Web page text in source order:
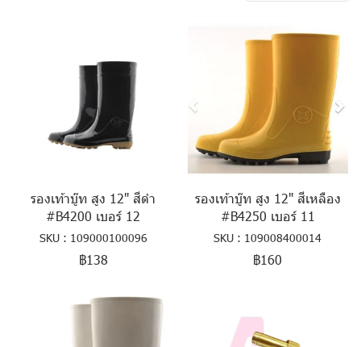
รองเท้าบู๊ท สูง 12" สีดำ
#B4200 เบอร์ 12
SKU : 109000100096
฿138
รองเท้าบู๊ท สูง 12" สีเหลือง
#B4250 เบอร์ 11
SKU : 109008400014
฿160